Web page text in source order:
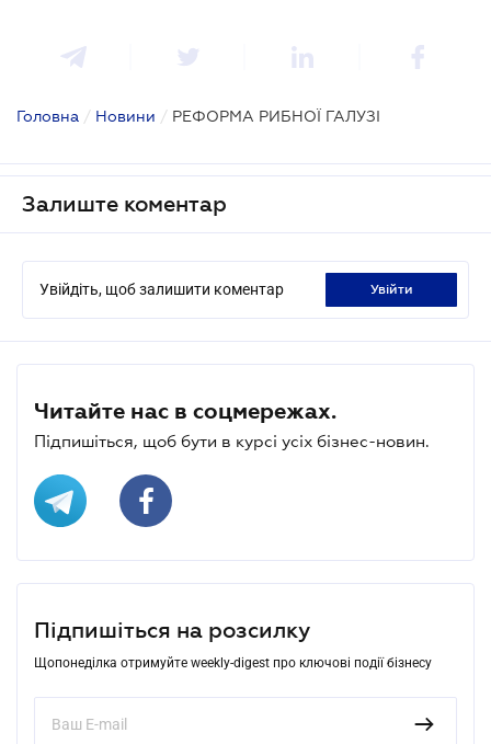
Головна / Новини / РЕФОРМА РИБНОЇ ГАЛУЗІ
Залиште коментар
Увійдіть, щоб залишити коментар увійти
Читайте нас в соцмережах.
Підпишіться, щоб бути в курсі усіх бізнес-новин.
Підпишіться на розсилку
Щопонеділка отримуйте weekly-digest про ключові події бізнесу